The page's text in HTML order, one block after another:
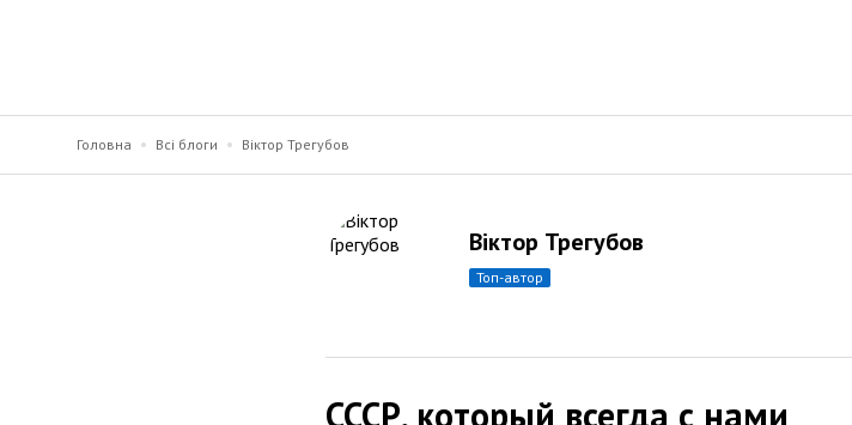
Головна Всі блоги Віктор Трегубов
Віктор Трегубов
топ-автор
CCCР, который всегда с нами